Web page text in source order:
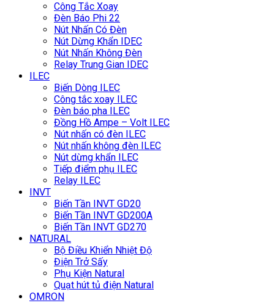
Công Tắc Xoay
Đèn Báo Phi 22
Nút Nhấn Có Đèn
Nút Dừng Khẩn IDEC
Nút Nhấn Không Đèn
Relay Trung Gian IDEC
ILEC
Biến Dòng ILEC
Công tắc xoay ILEC
Đèn báo pha ILEC
Đồng Hồ Ampe – Volt ILEC
Nút nhấn có đèn ILEC
Nút nhấn không đèn ILEC
Nút dừng khẩn ILEC
Tiếp điểm phụ ILEC
Relay ILEC
INVT
Biến Tần INVT GD20
Biến Tần INVT GD200A
Biến Tần INVT GD270
NATURAL
Bộ Điều Khiển Nhiệt Độ
Điện Trở Sấy
Phụ Kiện Natural
Quạt hút tủ điện Natural
OMRON